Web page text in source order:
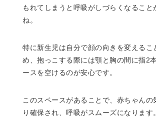
もれてしまうと呼吸がしづらくなること
ね。
特に新生児は自分で顔の向きを変えるこ
め、抱っこする際には顎と胸の間に指2
ースを空けるのが安心です。
このスペースがあることで、赤ちゃんの
り確保され、呼吸がスムーズになります。